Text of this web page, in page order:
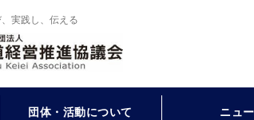
実践し、伝える
団体・活動について ニュ